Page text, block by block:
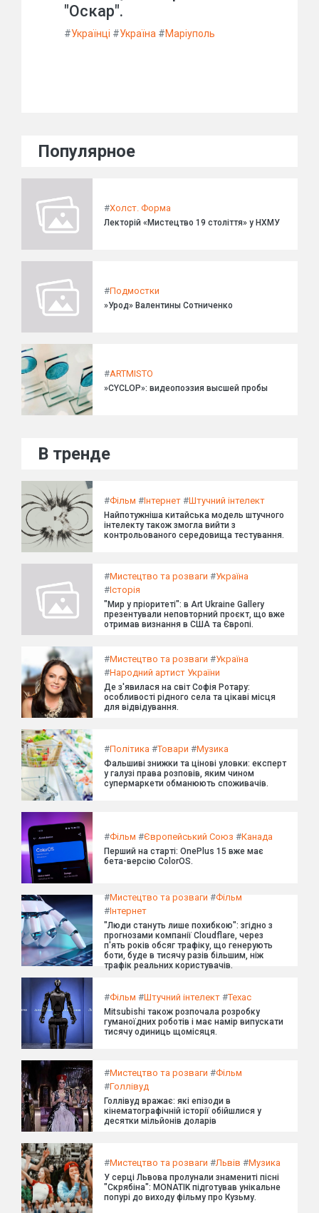
"Оскар".
#Українці #Україна #Маріуполь
Популярное
#Холст. Форма
Лекторій «Мистецтво 19 століття» у НХМУ
#Подмостки
»Урод» Валентины Сотниченко
#ARTMISTO
»CYCLOP»: видеопоэзия высшей пробы
В тренде
#Фільм #Інтернет #Штучний інтелект
Найпотужніша китайська модель штучного
інтелекту також змогла вийти з
контрольованого середовища тестування.
#Мистецтво та розваги #Україна
#Історія
"Мир у пріоритеті": в Art Ukraine Gallery
презентували неповторний проєкт, що вже
отримав визнання в США та Європі.
#Мистецтво та розваги #Україна
#Народний артист України
Де з'явилася на світ Софія Ротару:
особливості рідного села та цікаві місця
для відвідування.
#Політика #Товари #Музика
Фальшиві знижки та цінові уловки: експерт
у галузі права розповів, яким чином
супермаркети обманюють споживачів.
#Фільм #Європейський Союз #Канада
Перший на старті: OnePlus 15 вже має
бета-версію ColorOS.
#Мистецтво та розваги #Фільм
#Інтернет
"Люди стануть лише похибкою": згідно з
прогнозами компанії Cloudflare, через
п'ять років обсяг трафіку, що генерують
боти, буде в тисячу разів більшим, ніж
трафік реальних користувачів.
#Фільм #Штучний інтелект #Техас
Mitsubishi також розпочала розробку
гуманоїдних роботів і має намір випускати
тисячу одиниць щомісяця.
#Мистецтво та розваги #Фільм
#Голлівуд
Голлівуд вражає: які епізоди в
кінематографічній історії обійшлися у
десятки мільйонів доларів
#Мистецтво та розваги #Львів #Музика
У серці Львова пролунали знамениті пісні
"Скрябіна": MONATIK підготував унікальне
попурі до виходу фільму про Кузьму.